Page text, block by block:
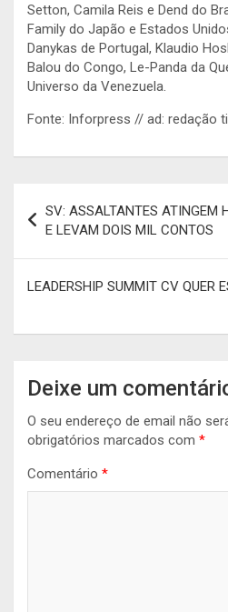
Setton, Camila Reis e Dend do
Family do Japão e Estados
Danykas de Portugal, Klaudio
Balou do Congo, Le-Panda da
Universo da Venezuela.
Fonte: Inforpress // ad: redação
de
artigos
SV: ASSALTANTES ATINGEM
E LEVAM DOIS MIL CONTOS
LEADERSHIP SUMMIT CV QUER
Deixe um
O seu endereço de email não
obrigatórios marcados com *
Comentário *